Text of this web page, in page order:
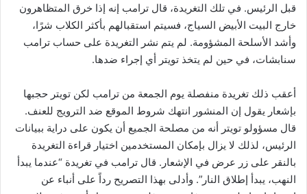
قبل الرئيس. في تلك التغريدة، قال ترامب إنه إذا خرق المتظاهرون
خارج البيت الأبيض السياج، فسيتم استقبالهم بأكثر الكلاب شرًا،
وأشد الأسلحة المشؤومة. لم يتم نشر التغريدة على حساب ترامب
سنابشات، في حين لم يتخذ تويتر أي إجراء ضدها.
أعقب ذلك تغريدة منفصلة يوم الجمعة من ترامب لكن تويتر حجبها
بإشعار يقول إن المنشور انتهك شروط الموقع ضد الترويج للعنف.
قال مسؤولو تويتر أنه من مصلحة الجميع أن يكون على دراية ببيانات
الرئيس، لذلك لا يزال بإمكان المستخدمين اختيار قراءة التغريدة
بالنقر على زر عرض في الإشعار. قال ترامب في تغريدة “عندما يبدأ
النهب، يبدأ إطلاق النار”. وأدلى بهذا التصريح رداً على أنباء عن